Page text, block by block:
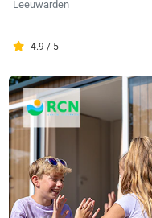
Leeuwarden
4.9 / 5